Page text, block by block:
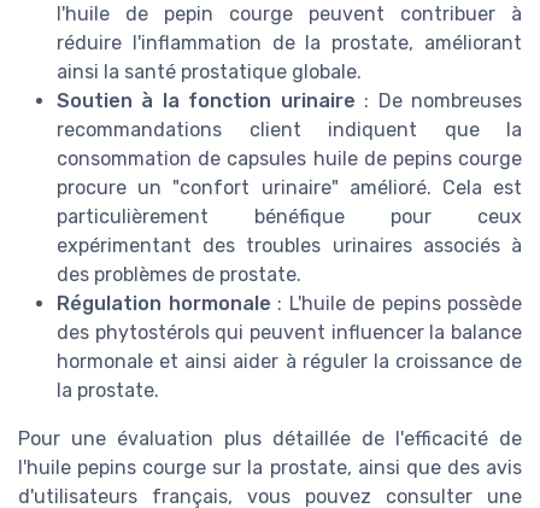
l'huile de pepin courge peuvent contribuer à
réduire l'inflammation de la prostate, améliorant
ainsi la santé prostatique globale.
Soutien à la fonction urinaire : De nombreuses
recommandations client indiquent que la
consommation de capsules huile de pepins courge
procure un "confort urinaire" amélioré. Cela est
particulièrement bénéfique pour ceux
expérimentant des troubles urinaires associés à
des problèmes de prostate.
Régulation hormonale : L'huile de pepins possède
des phytostérols qui peuvent influencer la balance
hormonale et ainsi aider à réguler la croissance de
la prostate.
Pour une évaluation plus détaillée de l'efficacité de
l'huile pepins courge sur la prostate, ainsi que des avis
d'utilisateurs français, vous pouvez consulter une